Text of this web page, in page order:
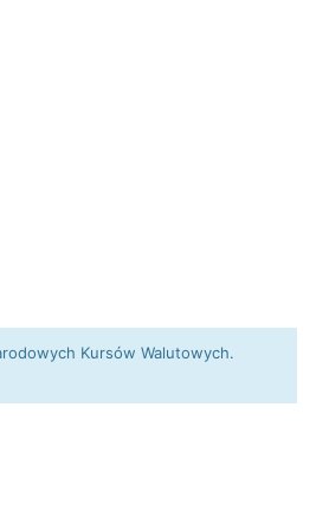
Kursów Walutowych.